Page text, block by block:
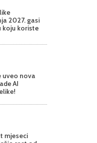
2027. gasi
koju koriste
uveo nova
AI
mjeseci